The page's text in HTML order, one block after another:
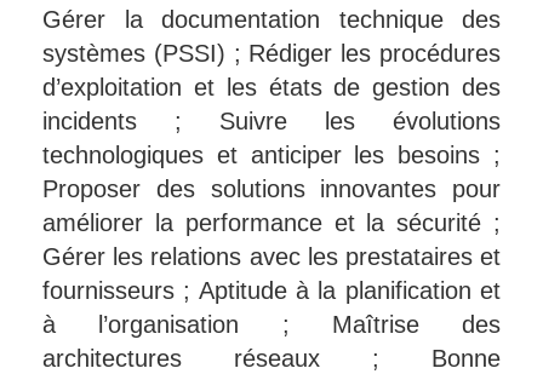
Gérer la documentation technique des
systèmes (PSSI) ; Rédiger les procédures
d’exploitation et les états de gestion des
incidents ; Suivre les évolutions
technologiques et anticiper les besoins ;
Proposer des solutions innovantes pour
améliorer la performance et la sécurité ;
Gérer les relations avec les prestataires et
fournisseurs ; Aptitude à la planification et
à l’organisation ; Maîtrise des
architectures réseaux ; Bonne